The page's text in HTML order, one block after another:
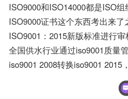
ISO9000和ISO14000都是ISO
ISO9000证书这个东西考出来
全国供水行业通过iso9001质量
iso9001 2008转换iso9001 2015